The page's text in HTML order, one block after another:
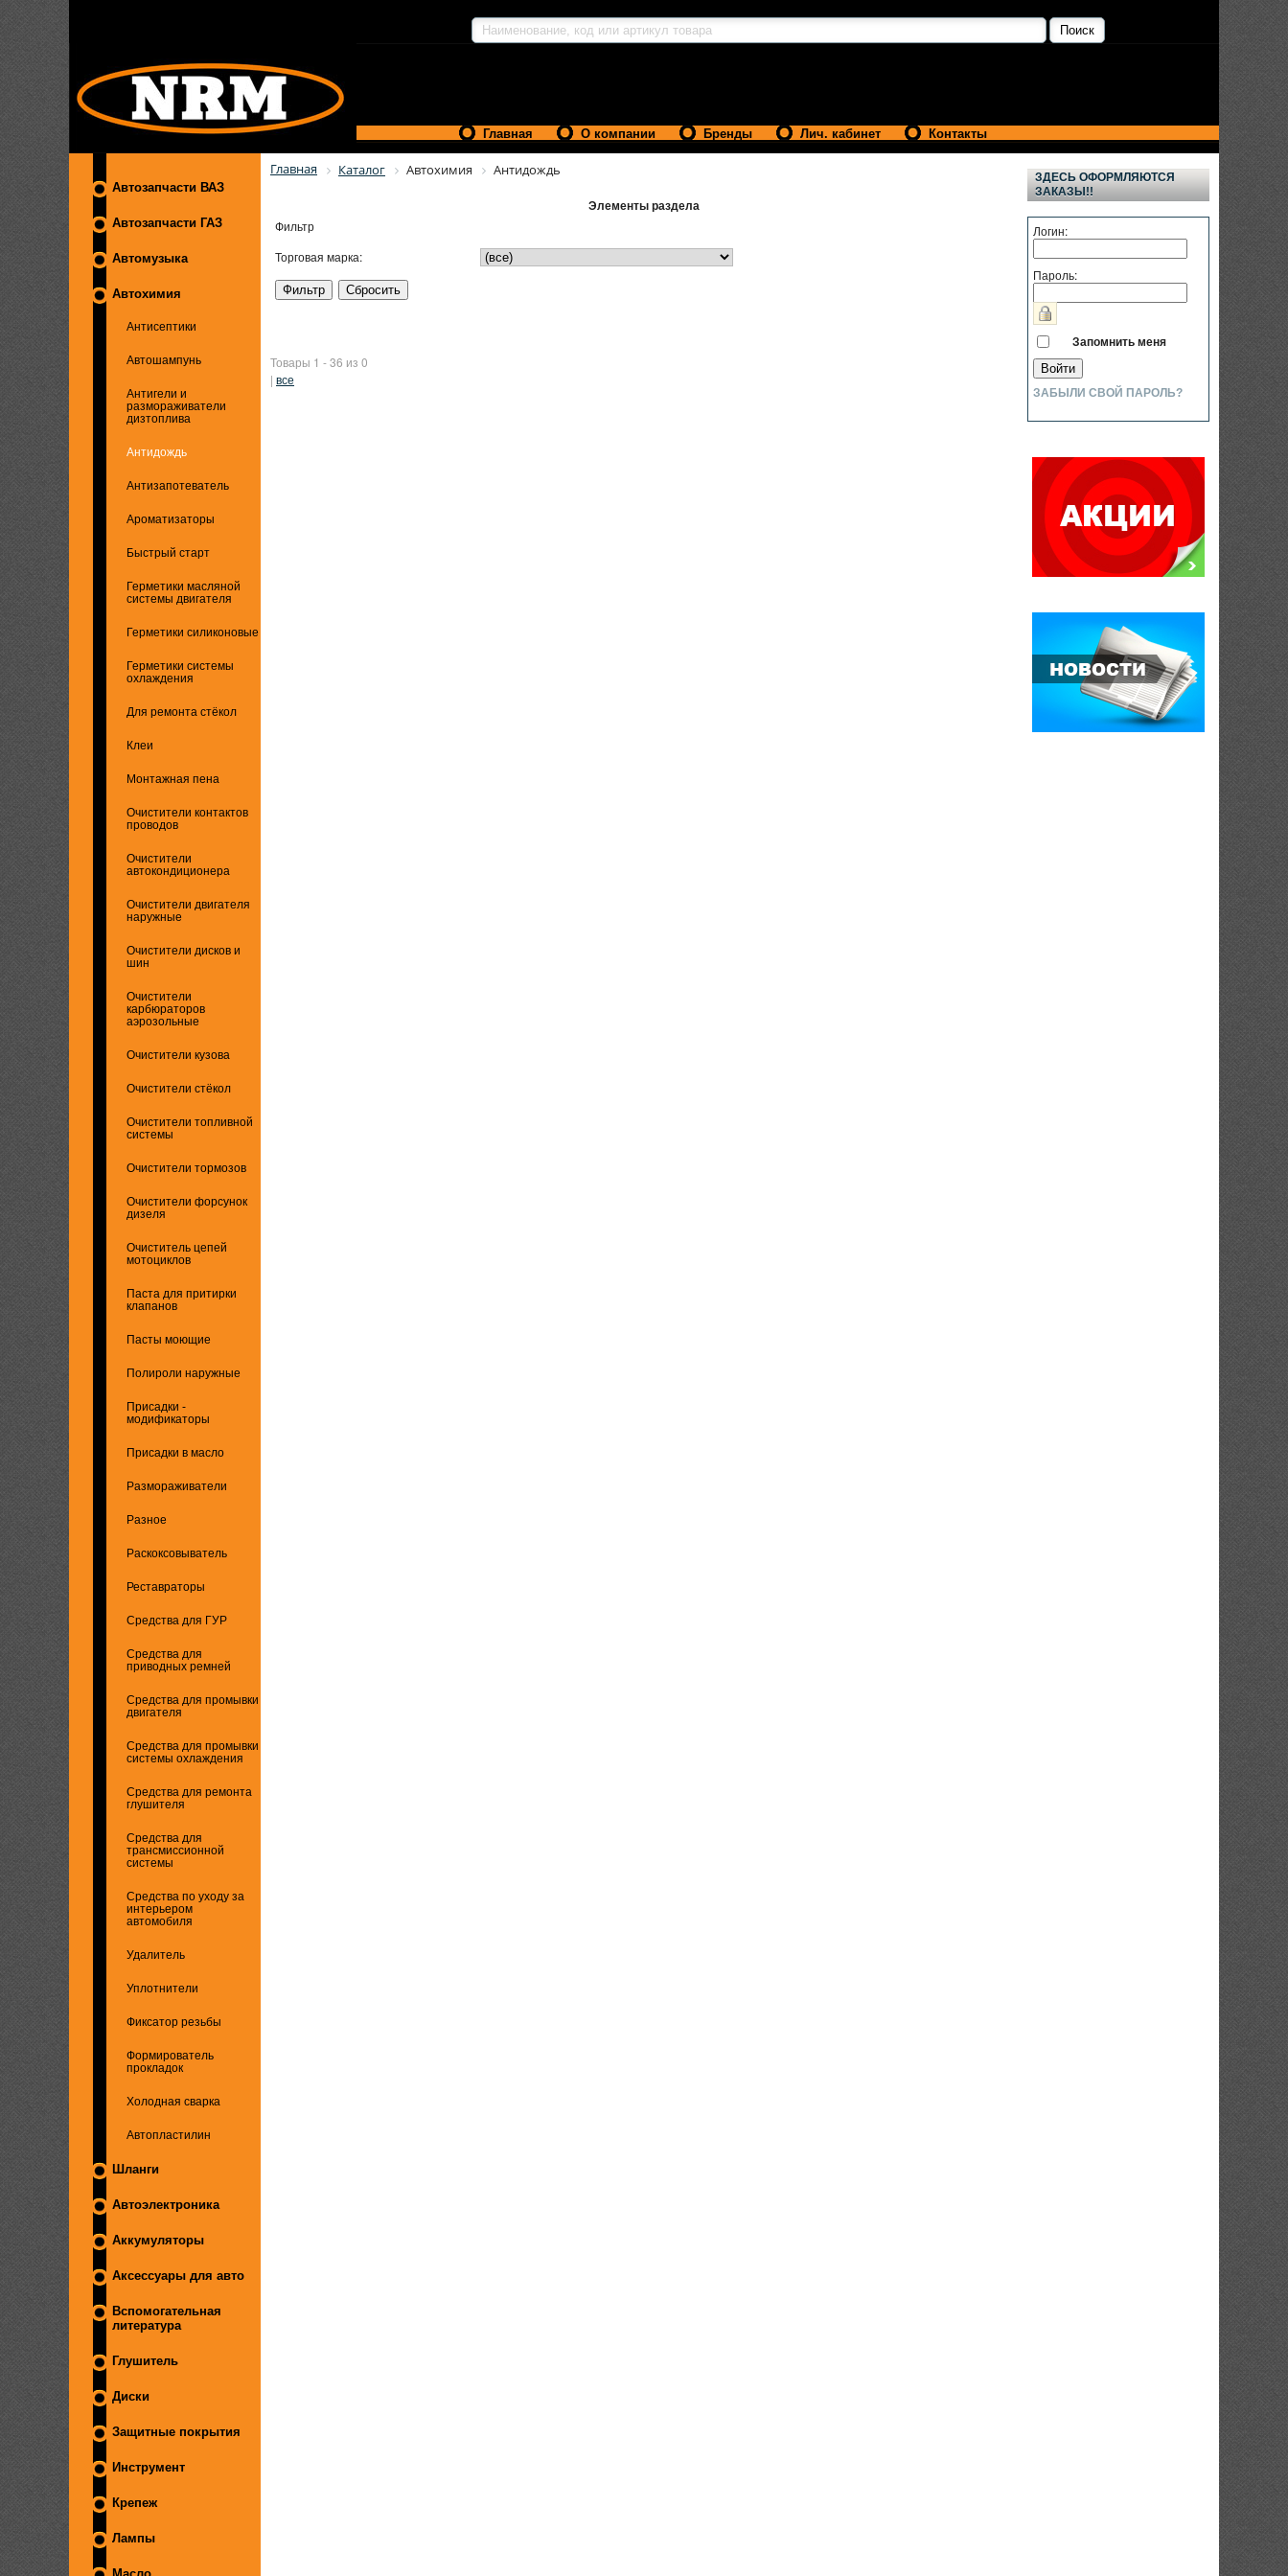
Главная О компании Бренды Лич. кабинет Контакты
Автозапчасти ВАЗ
Автозапчасти ГАЗ
Автомузыка
Автохимия
Антисептики
Автошампунь
Антигели и
размораживатели
дизтоплива
Антидождь
Антизапотеватель
Ароматизаторы
Быстрый старт
Герметики масляной
системы двигателя
Герметики силиконовые
Герметики системы
охлаждения
Для ремонта стёкол
Клеи
Монтажная пена
Очистители контактов
проводов
Очистители
автокондиционера
Очистители двигателя
наружные
Очистители дисков и
шин
Очистители
карбюраторов
аэрозольные
Очистители кузова
Очистители стёкол
Очистители топливной
системы
Очистители тормозов
Очистители форсунок
дизеля
Очиститель цепей
мотоциклов
Паста для притирки
клапанов
Пасты моющие
Полироли наружные
Присадки -
модификаторы
Присадки в масло
Размораживатели
Разное
Раскоксовыватель
Реставраторы
Средства для ГУР
Средства для
приводных ремней
Средства для промывки
двигателя
Средства для промывки
системы охлаждения
Средства для ремонта
глушителя
Средства для
трансмиссионной
системы
Средства по уходу за
интерьером
автомобиля
Удалитель
Уплотнители
Фиксатор резьбы
Формирователь
прокладок
Холодная сварка
Автопластилин
Шланги
Автоэлектроника
Аккумуляторы
Аксессуары для авто
Вспомогательная
литература
Глушитель
Диски
Защитные покрытия
Инструмент
Крепеж
Лампы
Главная Каталог Автохимия Антидождь
Элементы раздела
Фильтр
Торговая марка:
Товары 1 - 36 из 0
| все
ЗДЕСЬ ОФОРМЛЯЮТСЯ
ЗАКАЗЫ!!
Логин:
Пароль:
Запомнить меня
ЗАБЫЛИ СВОЙ ПАРОЛЬ?